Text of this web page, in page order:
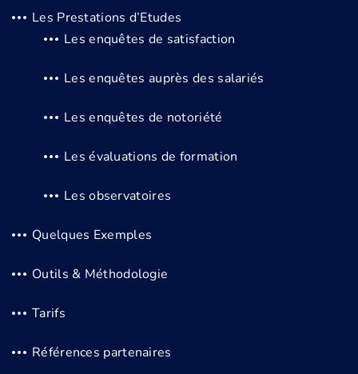
Les Prestations d’Etudes
Les enquêtes de satisfaction
Les enquêtes auprès des salariés
Les enquêtes de notoriété
Les évaluations de formation
Les observatoires
Quelques Exemples
Outils & Méthodologie
Tarifs
Références partenaires